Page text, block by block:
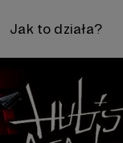
Jak to działa?